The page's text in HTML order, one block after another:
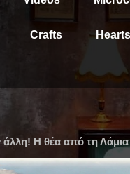
Crafts Hearts
Η θέα από τη Λάμια